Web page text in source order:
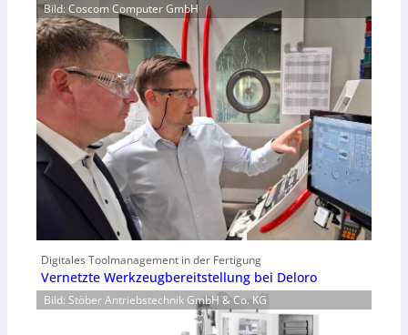
Bild: Coscom Computer GmbH
Digitales Toolmanagement in der Fertigung
Vernetzte Werkzeugbereitstellung bei Deloro
Bild: Stöber Antriebstechnik GmbH & Co. KG